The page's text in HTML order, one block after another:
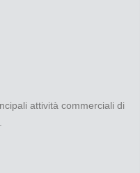
attività commerciali di